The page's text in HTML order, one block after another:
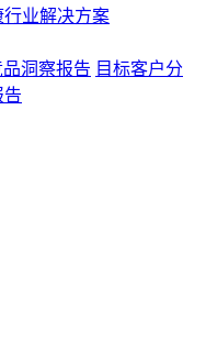
行业解决方案
洞察报告 目标客户分
告